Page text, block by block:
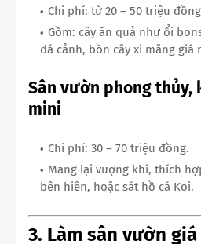
Chi phí: từ 20 – 50 triệu
Gồm: cây ăn quả như ổi
đá cảnh, bồn cây xi măng giá
Sân vườn phong thủy,
mini
Chi phí: 30 – 70 triệu đồng.
Mang lại vượng khí, thích
bên hiên, hoặc sát hồ cá Koi.
3. Làm sân vườn